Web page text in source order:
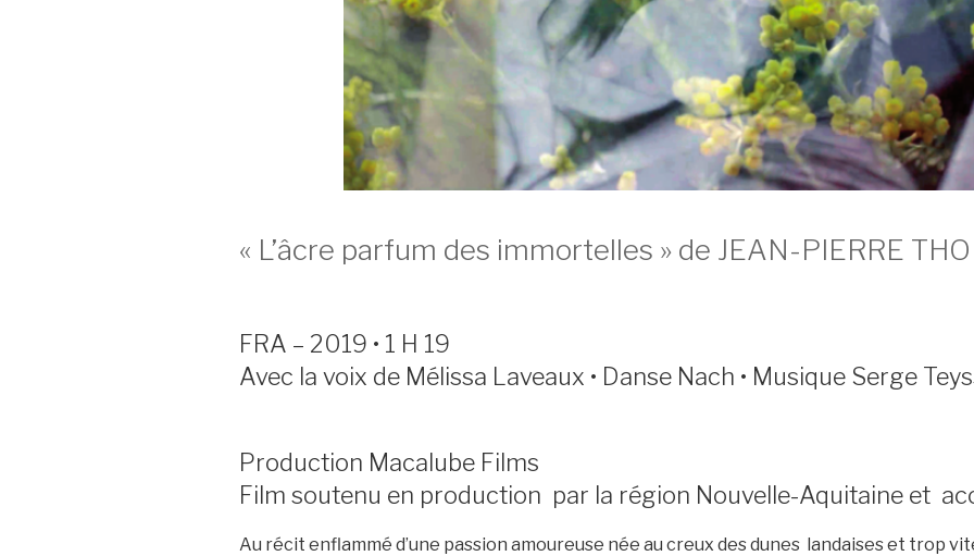
« L’âcre parfum des immortelles » de JEAN-PIERRE
FRA – 2019 • 1 H 19
Avec la voix de Mélissa Laveaux • Danse Nach • Musique Serge
Production Macalube Films
Film soutenu en production par la région Nouvelle-Aquitaine et
Au récit enflammé d’une passion amoureuse née au creux des dunes landaises et trop